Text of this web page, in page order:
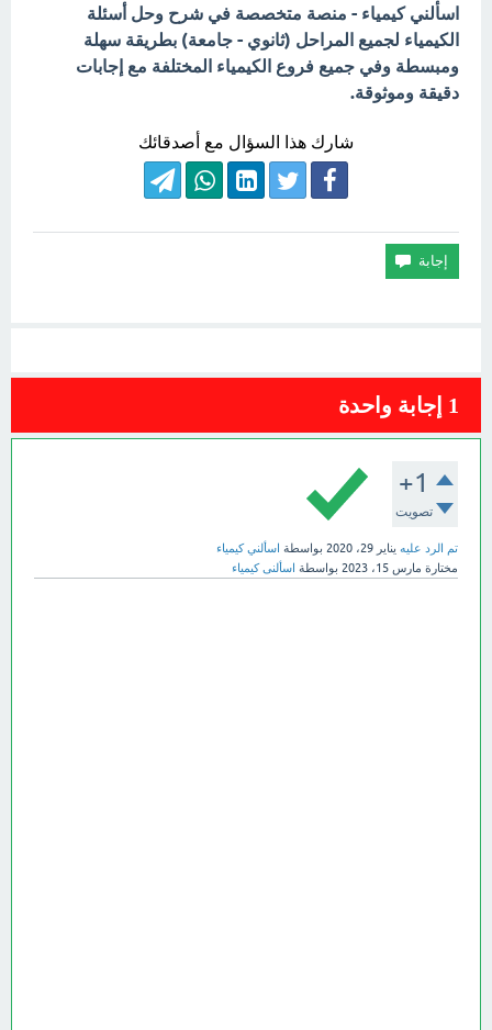
اسألني كيمياء - منصة متخصصة في شرح وحل أسئلة
الكيمياء لجميع المراحل (ثانوي - جامعة) بطريقة سهلة
ومبسطة وفي جميع فروع الكيمياء المختلفة مع إجابات
دقيقة وموثوقة.
شارك هذا السؤال مع أصدقائك
1 إجابة واحدة
+1
تصويت
تم الرد عليه يناير 29، 2020 بواسطة اسألني كيمياء
مختارة مارس 15، 2023 بواسطة اسألنى كيمياء